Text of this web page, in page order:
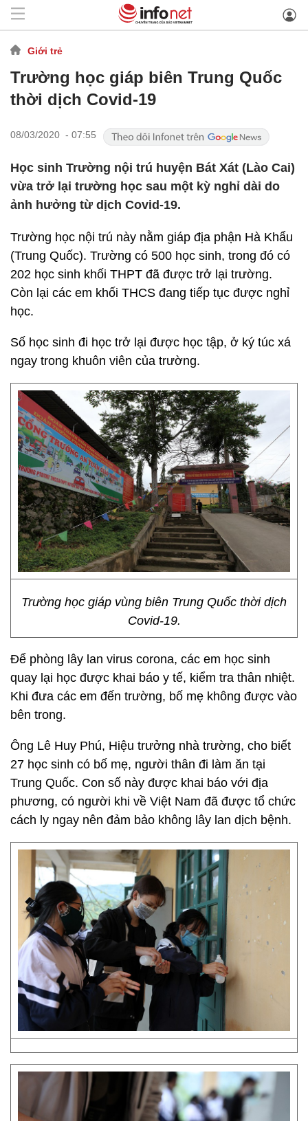
Giới trẻ
Trường học giáp biên Trung Quốc
thời dịch Covid-19
08/03/2020 - 07:55
Học sinh Trường nội trú huyện Bát Xát (Lào Cai)
vừa trở lại trường học sau một kỳ nghỉ dài do
ảnh hưởng từ dịch Covid-19.
Trường học nội trú này nằm giáp địa phận Hà Khẩu
(Trung Quốc). Trường có 500 học sinh, trong đó có
202 học sinh khối THPT đã được trở lại trường.
Còn lại các em khối THCS đang tiếp tục được nghỉ
học.
Số học sinh đi học trở lại được học tập, ở ký túc xá
ngay trong khuôn viên của trường.
Trường học giáp vùng biên Trung Quốc thời dịch
Covid-19.
Để phòng lây lan virus corona, các em học sinh
quay lại học được khai báo y tế, kiểm tra thân nhiệt.
Khi đưa các em đến trường, bố mẹ không được vào
bên trong.
Ông Lê Huy Phú, Hiệu trưởng nhà trường, cho biết
27 học sinh có bố mẹ, người thân đi làm ăn tại
Trung Quốc. Con số này được khai báo với địa
phương, có người khi về Việt Nam đã được tổ chức
cách ly ngay nên đảm bảo không lây lan dịch bệnh.